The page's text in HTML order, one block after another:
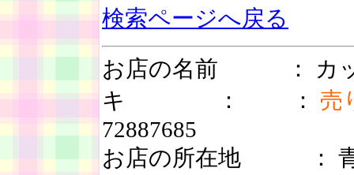
検索ページへ戻る
お店の名前 ： カッ
キ ： ： 売
72887685
お店の所在地 ： 青